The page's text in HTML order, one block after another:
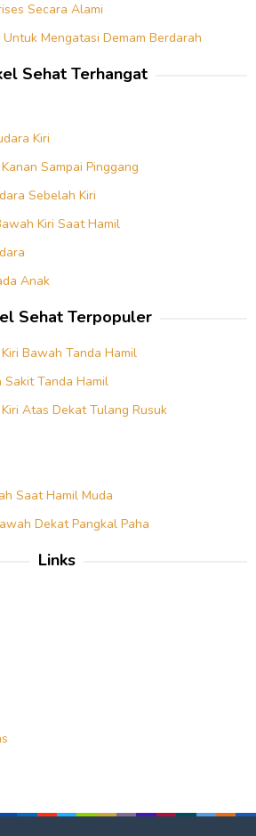
Secara Alami
Mengatasi Demam Berdarah
Sehat Terhangat
Kiri
Sampai Pinggang
Sebelah Kiri
Kiri Saat Hamil
Anak
Sehat Terpopuler
Bawah Tanda Hamil
Tanda Hamil
Atas Dekat Tulang Rusuk
Saat Hamil Muda
Dekat Pangkal Paha
Links